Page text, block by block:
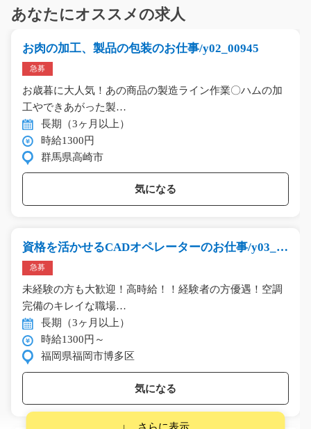
あなたにオススメの求人
お肉の加工、製品の包装のお仕事/y02_00945
急募
お歳暮に大人気！あの商品の製造ライン作業〇ハムの加
工やできあがった製…
長期（3ヶ月以上）
時給1300円
群馬県高崎市
気になる
資格を活かせるCADオペレーターのお仕事/y03_0
0419
急募
未経験の方も大歓迎！高時給！！経験者の方優遇！空調
完備のキレイな職場…
長期（3ヶ月以上）
時給1300円～
福岡県福岡市博多区
気になる